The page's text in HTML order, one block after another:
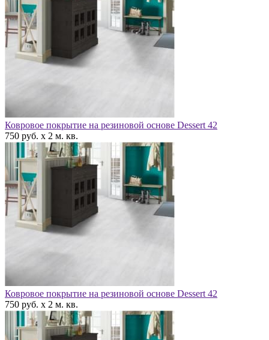
Ковровое покрытие на резиновой основе Dessert 42
750 руб. x 2 м. кв.
Ковровое покрытие на резиновой основе Dessert 42
750 руб. x 2 м. кв.